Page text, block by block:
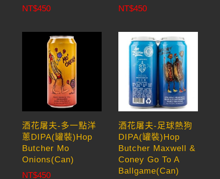
NT$450
NT$450
酒花屠夫-多一點洋
蔥DIPA(罐裝)Hop
Butcher Mo
Onions(Can)
NT$450
酒花屠夫-足球熱狗
DIPA(罐裝)Hop
Butcher Maxwell &
Coney Go To A
Ballgame(Can)